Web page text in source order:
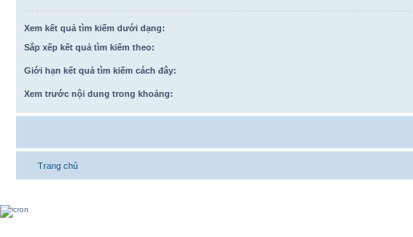
Xem kết quả tìm kiếm dưới dạng:
Sắp xếp kết quả tìm kiếm theo:
Giới hạn kết quả tìm kiếm cách đây:
Xem trước nội dung trong khoảng:
Trang chủ